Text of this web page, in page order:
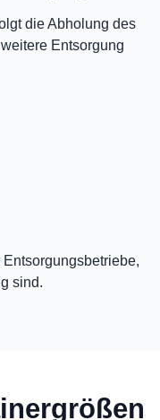
die Abholung des
Entsorgung
sind.